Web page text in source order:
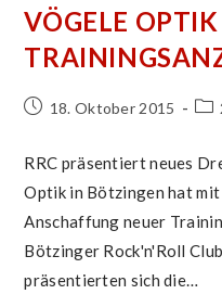
VÖGELE
Beitrag18. Oktober 2015
RRC präsentiert neues
Optik in Bötzingen hat
Anschaffung neuer
Bötzinger Rock'n'Roll
präsentierten sich die…